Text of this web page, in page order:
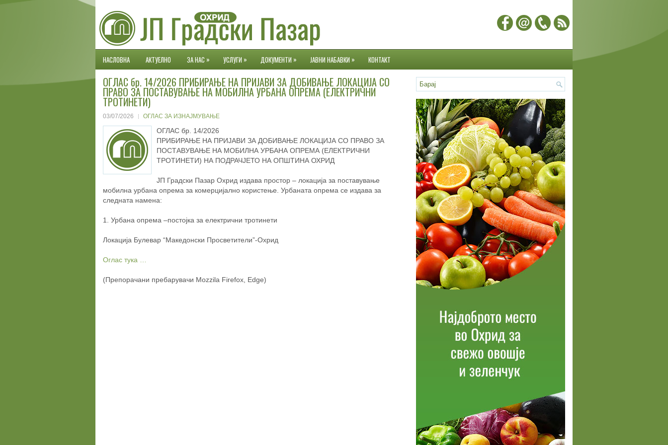
НАСЛОВНА АКТУЕЛНО ЗА НАС » УСЛУГИ » ДОКУМЕНТИ » ЈАВНИ НАБАВКИ » КОНТАКТ
ОГЛАС бр. 14/2026 ПРИБИРАЊЕ НА ПРИЈАВИ ЗА ДОБИВАЊЕ ЛОКАЦИЈА СО
ПРАВО ЗА ПОСТАВУВАЊЕ НА МОБИЛНА УРБАНА ОПРЕМА (ЕЛЕКТРИЧНИ
ТРОТИНЕТИ)
03/07/2026 ОГЛАС ЗА ИЗНАЈМУВАЊЕ
ОГЛАС бр. 14/2026
ПРИБИРАЊЕ НА ПРИЈАВИ ЗА ДОБИВАЊЕ ЛОКАЦИЈА СО ПРАВО ЗА
ПОСТАВУВАЊЕ НА МОБИЛНА УРБАНА ОПРЕМА (ЕЛЕКТРИЧНИ
ТРОТИНЕТИ) НА ПОДРАЧЈЕТО НА ОПШТИНА ОХРИД
ЈП Градски Пазар Охрид издава простор – локација за поставување
мобилна урбана опрема за комерцијално користење. Урбаната опрема се издава за
следната намена:
1. Урбана oпpeмa –постојка за електрични тротинети
Локација Булевар “Македонски Просветители”-Охрид
Оглас тука …
(Препорачани пребарувачи Mozzila Firefox, Edge)